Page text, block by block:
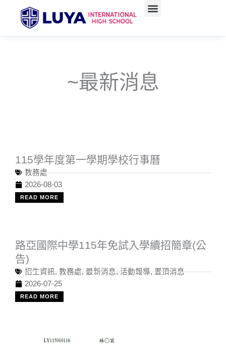
~最新消息
115學年度第一學期學校行事曆
教務處
2026-08-03
READ MORE
路亞國際中學115年免試入學續招簡章(公
告)
招生資訊,教務處,最新消息,活動報導,置頂消息
2026-07-25
READ MORE